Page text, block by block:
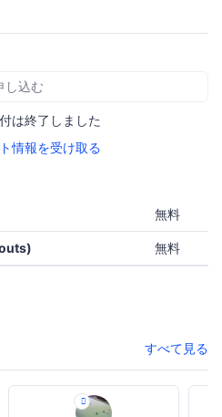
し込む
は終了しました
情報を受け取る
無料
無料
すべて見る